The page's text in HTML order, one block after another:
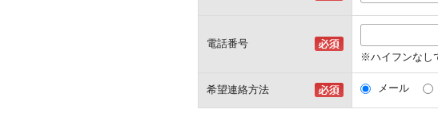
電話番号
※ハイフンなし
希望連絡方法 メール